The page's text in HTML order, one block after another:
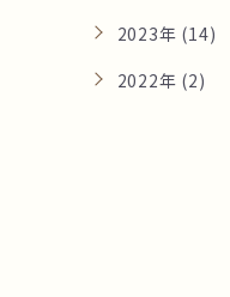
2023年 (14)
2022年 (2)